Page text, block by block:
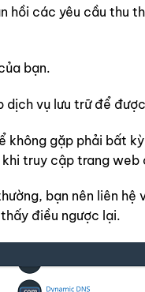
hồi các yêu cầu thu
bạn.
dịch vụ lưu trữ để
không gặp phải bất
truy cập trang web
bạn nên liên hệ
điều ngược lại.